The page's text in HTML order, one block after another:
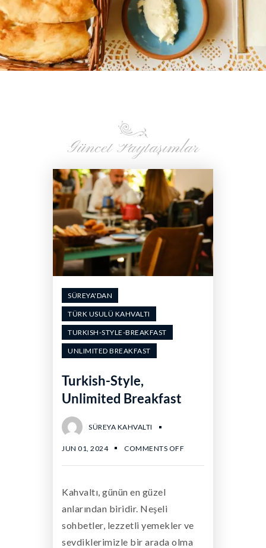
Güncel Paylaşımlar
SÜREYA'DAN
TÜRK USULÜ KAHVALTI
TURKISH-STYLE-BREAKFAST
UNLIMITED BREAKFAST
Turkish-Style,
Unlimited Breakfast
SÜREYA KAHVALTI
JUN 01, 2024 COMMENTS OFF
Kahvaltı, günün en güzel
anlarından biridir. Neşeli
sohbetler, lezzetli yemekler ve
sevdiklerimizle bir arada olma